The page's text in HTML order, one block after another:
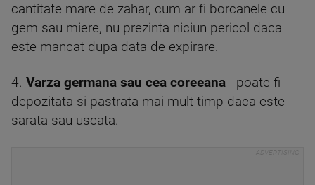
cantitate mare de zahar, cum ar fi borcanele cu
gem sau miere, nu prezinta niciun pericol daca
este mancat dupa data de expirare.
4. Varza germana sau cea coreeana - poate fi
depozitata si pastrata mai mult timp daca este
sarata sau uscata.